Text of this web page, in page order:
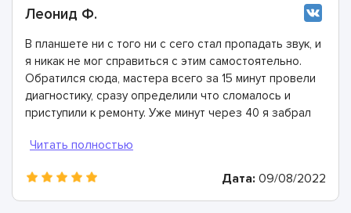
Леонид Ф.
В планшете ни с того ни с сего стал пропадать звук, и
я никак не мог справиться с этим самостоятельно.
Обратился сюда, мастера всего за 15 минут провели
диагностику, сразу определили что сломалось и
приступили к ремонту. Уже минут через 40 я забрал
Дата: 09/08/2022